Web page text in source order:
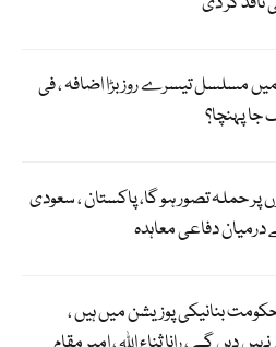
مسلسل تیسرے روز بڑا اضافہ ، فی
جا پہنچا؟
پر حملہ تصور ہو گا، پاکستان ، سعودی
درمیان دفاعی معاہدہ
بنانیکی پوزیشن میں ہیں ،